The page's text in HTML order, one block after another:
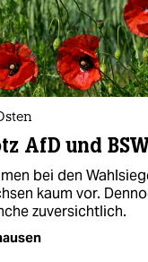
AfD und
bei den
kaum vor.
zuversichtlich.